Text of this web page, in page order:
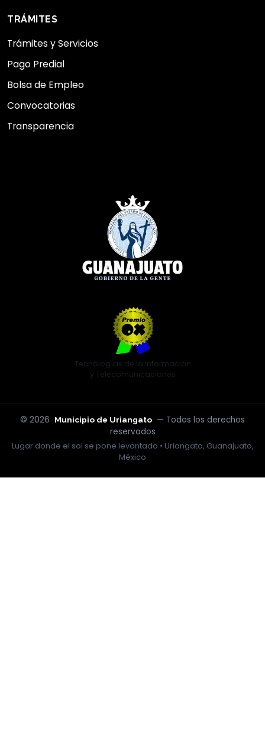
TRÁMITES
Trámites y Servicios
Pago Predial
Bolsa de Empleo
Convocatorias
Transparencia
Tecnologías de la Información
y Telecomunicaciones
© 2026 Municipio de Uriangato — Todos los derechos
reservados
Lugar donde el sol se pone levantado • Uriangato, Guanajuato,
México